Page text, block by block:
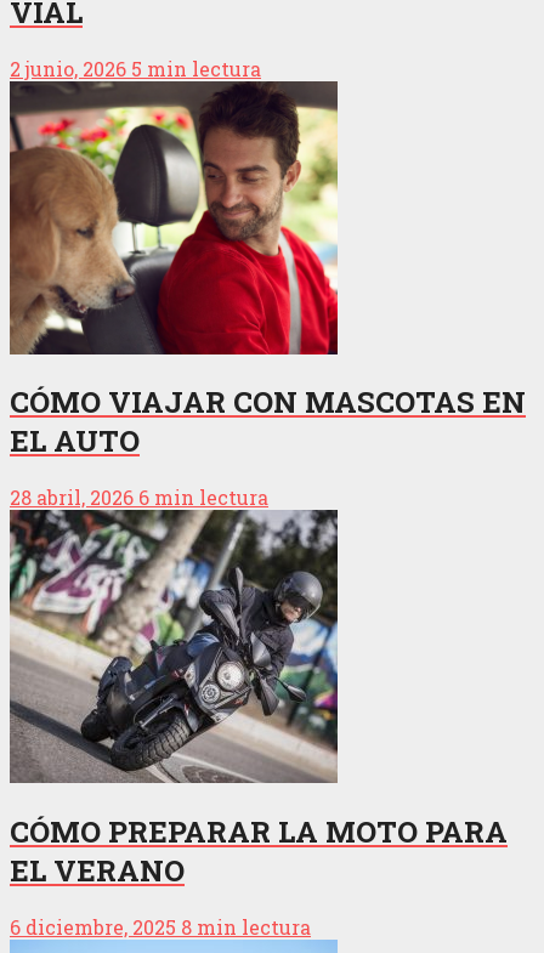
VIAL
2 junio, 2026 5 min lectura
CÓMO VIAJAR CON MASCOTAS EN
EL AUTO
28 abril, 2026 6 min lectura
CÓMO PREPARAR LA MOTO PARA
EL VERANO
6 diciembre, 2025 8 min lectura